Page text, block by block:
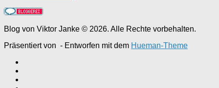
Blog von Viktor Janke © 2026. Alle Rechte vorbehalten.
Präsentiert von - Entworfen mit dem Hueman-Theme